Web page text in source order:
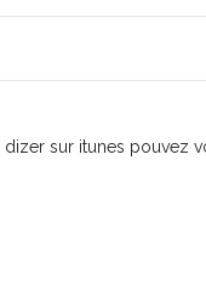
sur itunes pouvez